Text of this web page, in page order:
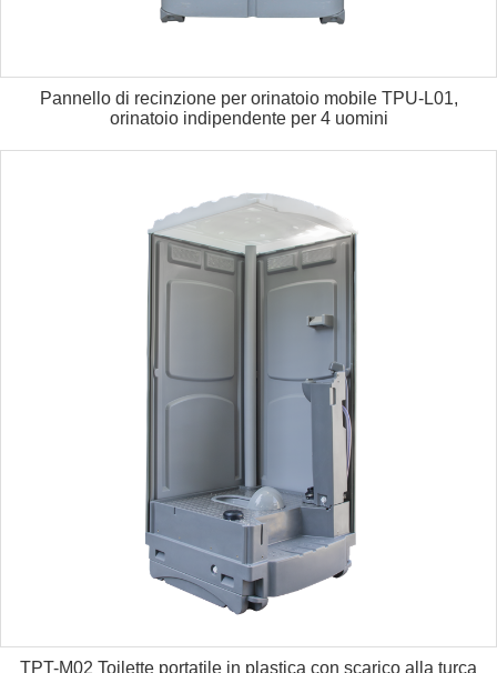
Pannello di recinzione per orinatoio mobile TPU-L01,
orinatoio indipendente per 4 uomini
TPT-M02 Toilette portatile in plastica con scarico alla turca